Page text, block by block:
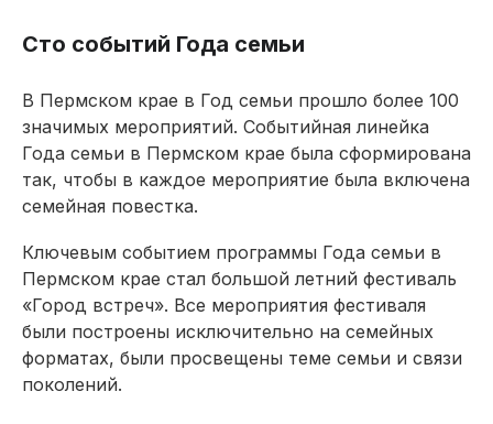
Сто событий Года семьи
В Пермском крае в Год семьи прошло более 100
значимых мероприятий. Событийная линейка
Года семьи в Пермском крае была сформирована
так, чтобы в каждое мероприятие была включена
семейная повестка.
Ключевым событием программы Года семьи в
Пермском крае стал большой летний фестиваль
«Город встреч». Все мероприятия фестиваля
были построены исключительно на семейных
форматах, были просвещены теме семьи и связи
поколений.